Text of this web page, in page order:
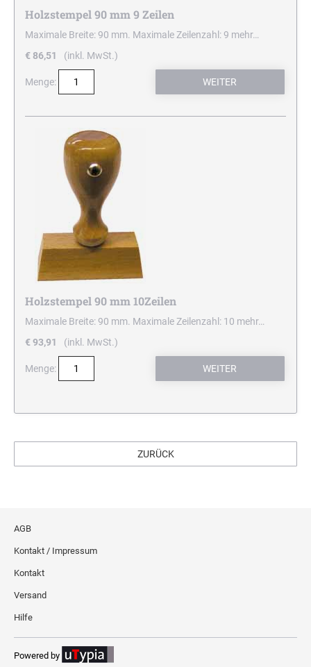
Holzstempel 90 mm 9 Zeilen
Maximale Breite: 90 mm. Maximale Zeilenzahl: 9 mehr…
€ 86,51
(inkl. MwSt.)
Menge:
Holzstempel 90 mm 10Zeilen
Maximale Breite: 90 mm. Maximale Zeilenzahl: 10 mehr…
€ 93,91
(inkl. MwSt.)
Menge:
ZURÜCK
AGB
Kontakt / Impressum
Kontakt
Versand
Hilfe
Powered by